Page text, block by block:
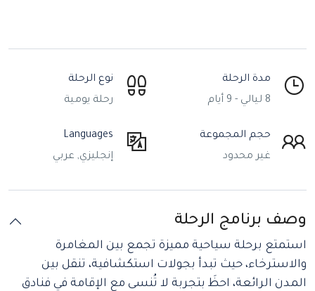
مدة الرحلة
8 ليالي - 9 أيام
نوع الرحلة
رحلة يومية
حجم المجموعة
غير محدود
Languages
إنجليزي, عربي
وصف برنامج الرحلة
استمتع برحلة سياحية مميزة تجمع بين المغامرة
والاسترخاء، حيث تبدأ بجولات استكشافية، تنقل بين
المدن الرائعة، احظَ بتجربة لا تُنسى مع الإقامة في فنادق